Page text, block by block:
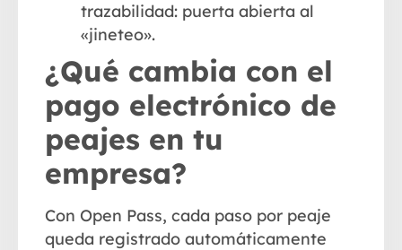
trazabilidad: puerta abierta al
«jineteo».
¿Qué cambia con el
pago electrónico de
peajes en tu
empresa?
Con Open Pass, cada paso por peaje
queda registrado automáticamente